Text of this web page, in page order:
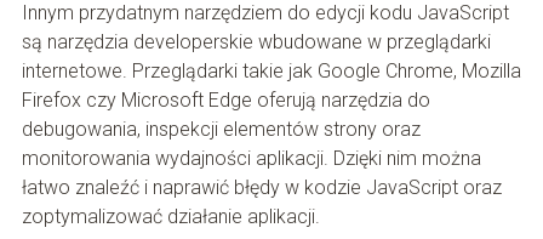
Innym przydatnym narzędziem do edycji kodu JavaScript
są narzędzia developerskie wbudowane w przeglądarki
internetowe. Przeglądarki takie jak Google Chrome, Mozilla
Firefox czy Microsoft Edge oferują narzędzia do
debugowania, inspekcji elementów strony oraz
monitorowania wydajności aplikacji. Dzięki nim można
łatwo znaleźć i naprawić błędy w kodzie JavaScript oraz
zoptymalizować działanie aplikacji.